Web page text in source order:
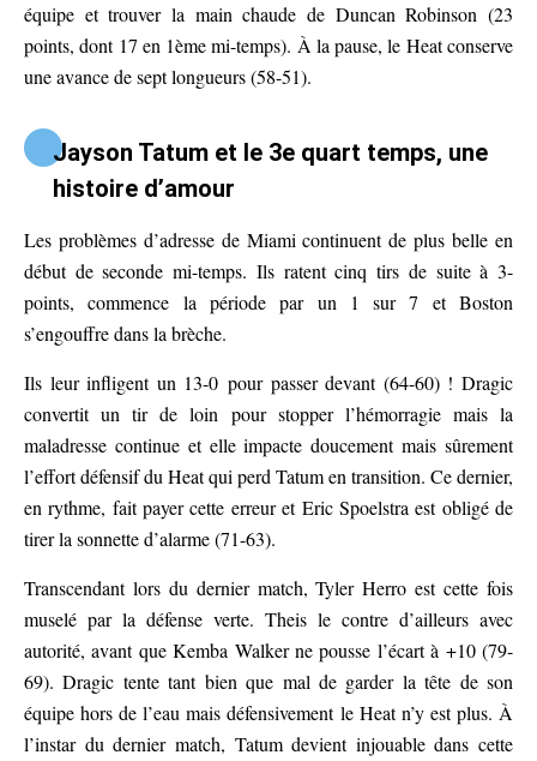
équipe et trouver la main chaude de Duncan Robinson (23
points, dont 17 en 1ème mi-temps). À la pause, le Heat conserve
une avance de sept longueurs (58-51).
Jayson Tatum et le 3e quart temps, une
histoire d’amour
Les problèmes d’adresse de Miami continuent de plus belle en
début de seconde mi-temps. Ils ratent cinq tirs de suite à 3-
points, commence la période par un 1 sur 7 et Boston
s’engouffre dans la brèche.
Ils leur infligent un 13-0 pour passer devant (64-60) ! Dragic
convertit un tir de loin pour stopper l’hémorragie mais la
maladresse continue et elle impacte doucement mais sûrement
l’effort défensif du Heat qui perd Tatum en transition. Ce dernier,
en rythme, fait payer cette erreur et Eric Spoelstra est obligé de
tirer la sonnette d’alarme (71-63).
Transcendant lors du dernier match, Tyler Herro est cette fois
muselé par la défense verte. Theis le contre d’ailleurs avec
autorité, avant que Kemba Walker ne pousse l’écart à +10 (79-
69). Dragic tente tant bien que mal de garder la tête de son
équipe hors de l’eau mais défensivement le Heat n’y est plus. À
l’instar du dernier match, Tatum devient injouable dans cette